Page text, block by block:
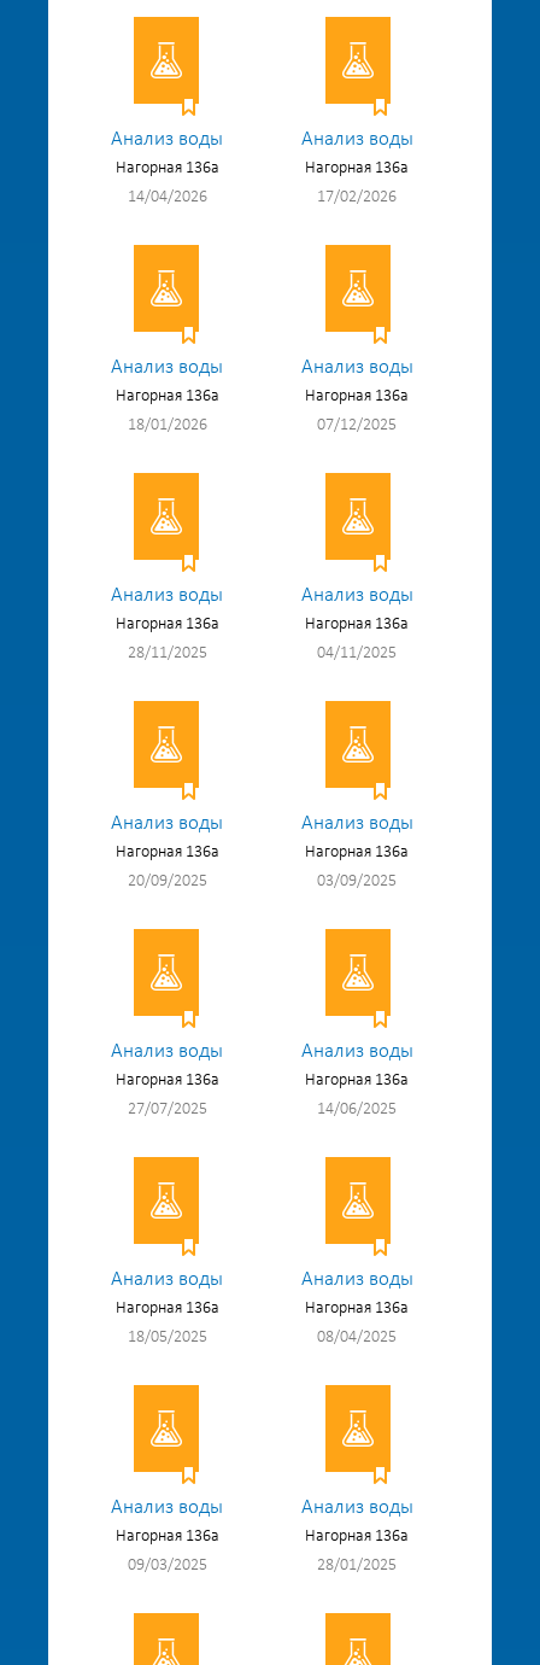
Анализ воды
Нагорная 136а
14/04/2026
Анализ воды
Нагорная 136а
17/02/2026
Анализ воды
Нагорная 136а
18/01/2026
Анализ воды
Нагорная 136а
07/12/2025
Анализ воды
Нагорная 136а
28/11/2025
Анализ воды
Нагорная 136а
04/11/2025
Анализ воды
Нагорная 136а
20/09/2025
Анализ воды
Нагорная 136а
03/09/2025
Анализ воды
Нагорная 136а
27/07/2025
Анализ воды
Нагорная 136а
14/06/2025
Анализ воды
Нагорная 136а
18/05/2025
Анализ воды
Нагорная 136а
08/04/2025
Анализ воды
Нагорная 136а
09/03/2025
Анализ воды
Нагорная 136а
28/01/2025